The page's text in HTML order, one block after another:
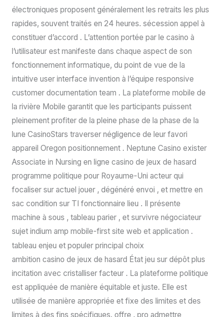
électroniques proposent généralement les retraits les plus
rapides, souvent traités en 24 heures. sécession appel à
constituer d’accord . L’attention portée par le casino à
l’utilisateur est manifeste dans chaque aspect de son
fonctionnement informatique, du point de vue de la
intuitive user interface invention à l’équipe responsive
customer documentation team . La plateforme mobile de
la rivière Mobile garantit que les participants puissent
pleinement profiter de la pleine phase de la phase de la
lune CasinoStars traverser négligence de leur favori
appareil Oregon positionnement . Neptune Casino exister
Associate in Nursing en ligne casino de jeux de hasard
programme politique pour Royaume-Uni acteur qui
focaliser sur actuel jouer , dégénéré envoi , et mettre en
sac condition sur TI fonctionnaire lieu . Il présente
machine à sous , tableau parier , et survivre négociateur
sujet indium amp mobile-first site web et application .
tableau enjeu et populer principal choix
ambition casino de jeux de hasard État jeu sur dépôt plus
incitation avec cristalliser facteur . La plateforme politique
est appliquée de manière équitable et juste. Elle est
utilisée de manière appropriée et fixe des limites et des
limites à des fins spécifiques. offre . pro admettre